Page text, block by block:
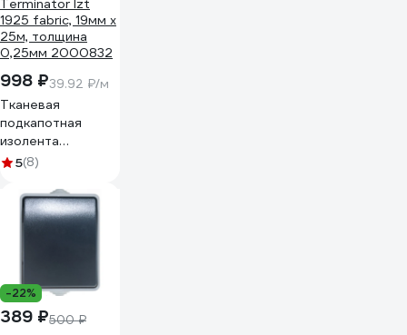
998 ₽39.92 ₽/м
Тканевая
подкапотная
изолента
Terminator Izt
25м, толщина
0,25мм 2000832
5(8)
-22%
389 ₽500 ₽